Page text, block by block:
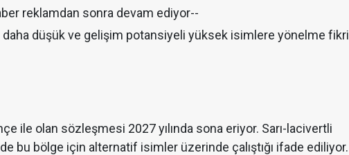
reklamdan sonra devam ediyor--
düşük ve gelişim potansiyeli yüksek isimlere yönelme fikri
ile olan sözleşmesi 2027 yılında sona eriyor. Sarı-lacivertli
bu bölge için alternatif isimler üzerinde çalıştığı ifade ediliyor.